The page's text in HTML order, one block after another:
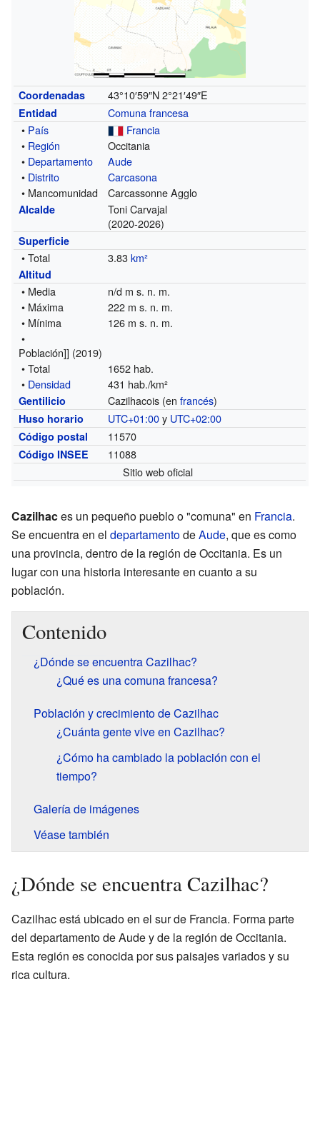
Coordenadas 43°10′59″N 2°21′49″E
Entidad
Comuna francesa
• País
Francia
• Región
Occitania
• Departamento
Aude
• Distrito
Carcasona
• Mancomunidad
Carcassonne Agglo
Alcalde
Toni Carvajal
(2020-2026)
Superficie
• Total 3.83km²
Altitud
• Media
n/d m s. n. m.
• Máxima
222 m s. n. m.
• Mínima
126 m s. n. m.
•
Población]] (2019)
• Total
1652 hab.
• Densidad 431 hab./km²
Gentilicio Cazilhacois (enfrancés)
Huso horario UTC+01:00y UTC+02:00
Código postal 11570
Código INSEE
11088
Sitio web oficial
Cazilhaces un pequeño pueblo o "comuna" en Francia.
Se encuentra en el departamentodeAude, que es como
una provincia, dentro de la región de Occitania. Es un
lugar con una historia interesante en cuanto a su
población.
Contenido
¿Dónde se encuentra Cazilhac?
¿Qué es una comuna francesa?
Población y crecimiento de Cazilhac
¿Cuánta gente vive en Cazilhac?
¿Cómo ha cambiado la población con el
tiempo?
Galería de imágenes
Véase también
¿Dónde se encuentra Cazilhac?
Cazilhac está ubicado en el sur de Francia. Forma parte
del departamento de Aude y de la región de Occitania.
Esta región es conocida por sus paisajes variados y su
rica cultura.